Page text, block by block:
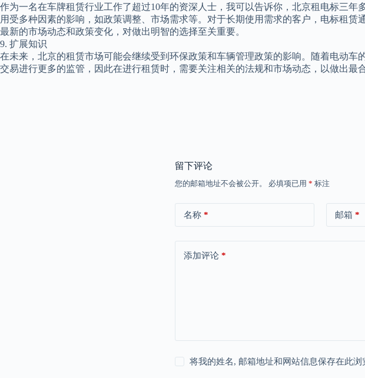
作为一名在车牌租赁行业工作了超过10年的资深人士，我可以告诉你，北京租电标三
用受多种因素的影响，如政策调整、市场需求等。对于长期使用需求的客户，电标租
最新的市场动态和政策变化，对做出明智的选择至关重要。
9. 扩展知识
在未来，北京的租赁市场可能会继续受到环保政策和车辆管理政策的影响。随着电动
交易进行更多的监管，因此在进行租赁时，需要关注相关的法规和市场动态，以做出最
留下评论
您的邮箱地址不会被公开。 必填项已用 * 标注
名称 * 邮箱 *
添加评论 *
将我的姓名, 邮箱地址和网站信息保存在此浏